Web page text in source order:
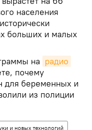
населения
больших и малых
на радио
почему
для беременных и
из полиции
и новых технологий